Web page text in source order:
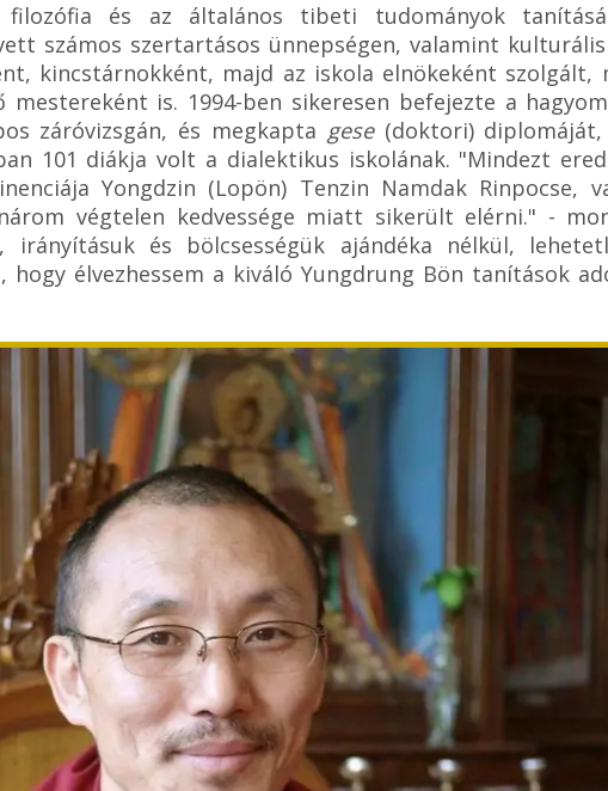
filozófia és az általános tibeti tudományok
számos szertartásos ünnepségen, valamint
kincstárnokként, majd az iskola elnökeként szolgált,
is. 1994-ben sikeresen befejezte a
záróvizsgán, és megkapta gese(doktori) diplomáját,
101 diákja volt a dialektikus iskolának. "Mindezt
Yongdzin (Lopön) Tenzin Namdak Rinpocse,
végtelen kedvessége miatt sikerült elérni." -
irányításuk és bölcsességük ajándéka nélkül,
hogy élvezhessem a kiváló Yungdrung Bön tanítások